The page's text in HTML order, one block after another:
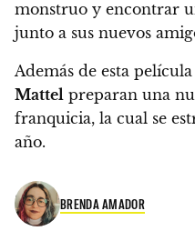
monstruo y encontrar
junto a sus nuevos
Además de esta película
Mattel preparan una
franquicia, la cual se
año.
BRENDA AMADOR